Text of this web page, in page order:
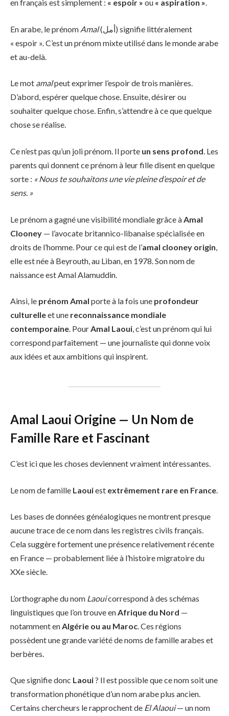
en français est simplement : « espoir » ou « aspiration ».
En arabe, le prénom Amal(أمل) signifie littéralement
« espoir ». C’est un prénom mixte utilisé dans le monde arabe
et au-delà.
Le mot amalpeut exprimer l’espoir de trois manières.
D’abord, espérer quelque chose. Ensuite, désirer ou
souhaiter quelque chose. Enfin, s’attendre à ce que quelque
chose se réalise.
Ce n’est pas qu’un joli prénom. Il porte un sens profond. Les
parents qui donnent ce prénom à leur fille disent en quelque
sorte : « Nous te souhaitons une vie pleine d’espoir et de
sens. »
Le prénom a gagné une visibilité mondiale grâce à Amal
Clooney — l’avocate britannico-libanaise spécialisée en
droits de l’homme. Pour ce qui est de l’amal clooney origin
elle est née à Beyrouth, au Liban, en 1978. Son nom de
naissance est Amal Alamuddin.
Ainsi, le prénom Amal porte à la fois une profondeur
culturelleet une reconnaissance mondiale
contemporaine. PourAmal Laoui, c’est un prénom qui lui
correspond parfaitement — une journaliste qui donne voix
aux idées et aux ambitions qui inspirent.
Amal Laoui Origine — Un Nom de
Famille Rare et Fascinant
C’est ici que les choses deviennent vraiment intéressantes.
Le nom de famille Laouiest extrêmement rare en France
Les bases de données généalogiques ne montrent presque
aucune trace de ce nom dans les registres civils français.
Cela suggère fortement une présence relativement récente
en France — probablement liée à l’histoire migratoire du
XXe siècle.
L’orthographe du nom Laouicorrespond à des schémas
linguistiques que l’on trouve enAfrique du Nord —
notamment enAlgérie ou au Maroc. Ces régions
possèdent une grande variété de noms de famille arabes et
berbères.
Que signifie donc Laoui? Il est possible que ce nom soit une
transformation phonétique d’un nom arabe plus ancien.
Certains chercheurs le rapprochent de El Alaoui— un nom